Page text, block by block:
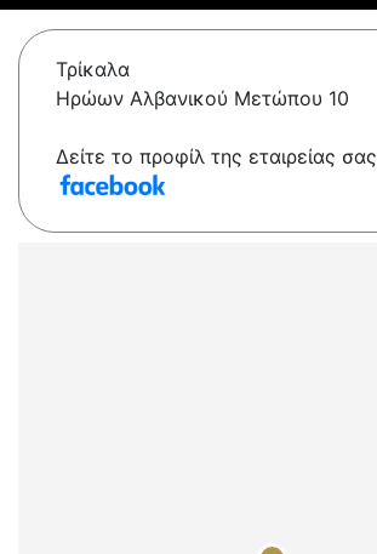
Τρίκαλα
Ηρώων Αλβανικού Μετώπου 10
Δείτε το προφίλ της εταιρείας σας